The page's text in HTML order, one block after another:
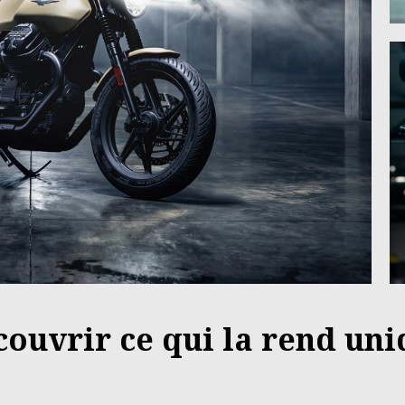
ce qui la rend